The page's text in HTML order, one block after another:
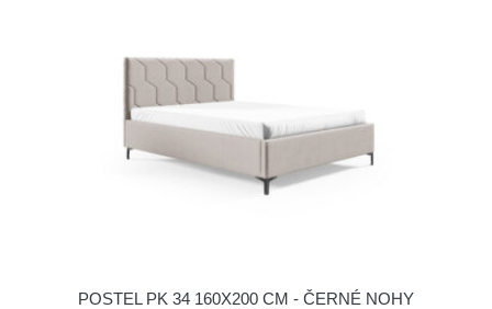
POSTEL PK 34 160X200 CM - ČERNÉ NOHY